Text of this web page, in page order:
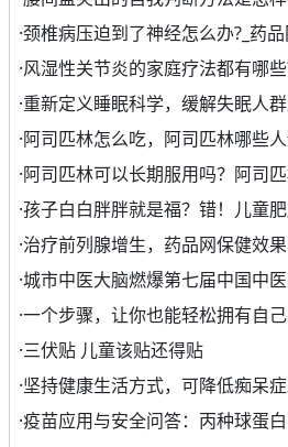
·颈椎病压迫到了神经怎么办?_药
·风湿性关节炎的家庭疗法都有哪
·重新定义睡眠科学，缓解失眠人
·阿司匹林怎么吃，阿司匹林哪些
·阿司匹林可以长期服用吗？阿司
·孩子白白胖胖就是福？错！儿童
·治疗前列腺增生，药品网保健效
·城市中医大脑燃爆第七届中国中
·一个步骤，让你也能轻松拥有自
·三伏贴 儿童该贴还得贴
·坚持健康生活方式，可降低痴呆
·疫苗应用与安全问答：丙种球蛋白